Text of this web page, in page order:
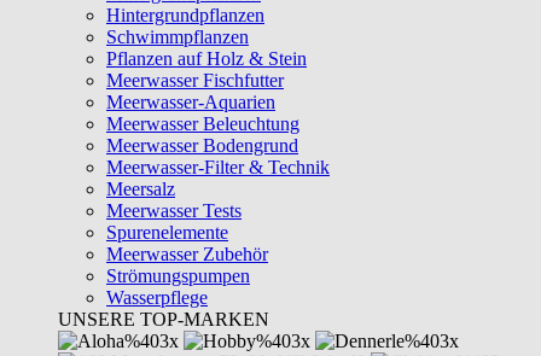
Hintergrundpflanzen
Schwimmpflanzen
Pflanzen auf Holz & Stein
Meerwasser Fischfutter
Meerwasser-Aquarien
Meerwasser Beleuchtung
Meerwasser Bodengrund
Meerwasser-Filter & Technik
Meersalz
Meerwasser Tests
Spurenelemente
Meerwasser Zubehör
Strömungspumpen
Wasserpflege
UNSERE TOP-MARKEN